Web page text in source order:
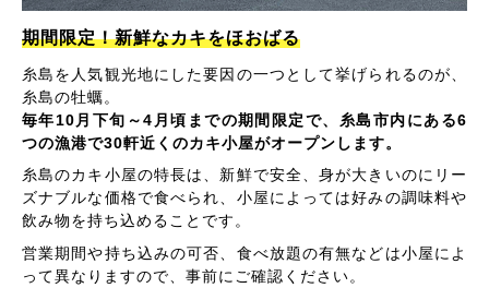
期間限定！新鮮なカキをほおばる
糸島を人気観光地にした要因の一つとして挙げられるのが、
糸島の牡蠣。
毎年10月下旬～4月頃までの期間限定で、糸島市内にある6
つの漁港で30軒近くのカキ小屋がオープンします。
糸島のカキ小屋の特長は、新鮮で安全、身が大きいのにリー
ズナブルな価格で食べられ、小屋によっては好みの調味料や
飲み物を持ち込めることです。
営業期間や持ち込みの可否、食べ放題の有無などは小屋によ
って異なりますので、事前にご確認ください。